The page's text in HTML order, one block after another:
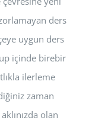
ders
uygun ders
içinde birebir
ilerleme
zaman
olan